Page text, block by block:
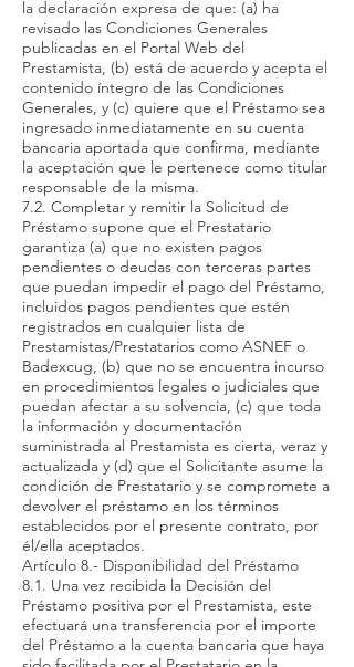
la declaración expresa de que: (a) ha
revisado las Condiciones Generales
publicadas en el Portal Web del
Prestamista, (b) está de acuerdo y acepta el
contenido íntegro de las Condiciones
Generales, y (c) quiere que el Préstamo sea
ingresado inmediatamente en su cuenta
bancaria aportada que confirma, mediante
la aceptación que le pertenece como titular
responsable de la misma.
7.2. Completar y remitir la Solicitud de
Préstamo supone que el Prestatario
garantiza (a) que no existen pagos
pendientes o deudas con terceras partes
que puedan impedir el pago del Préstamo,
incluidos pagos pendientes que estén
registrados en cualquier lista de
Prestamistas/Prestatarios como ASNEF o
Badexcug, (b) que no se encuentra incurso
en procedimientos legales o judiciales que
puedan afectar a su solvencia, (c) que toda
la información y documentación
suministrada al Prestamista es cierta, veraz y
actualizada y (d) que el Solicitante asume la
condición de Prestatario y se compromete a
devolver el préstamo en los términos
establecidos por el presente contrato, por
él/ella aceptados.
Artículo 8.- Disponibilidad del Préstamo
8.1. Una vez recibida la Decisión del
Préstamo positiva por el Prestamista, este
efectuará una transferencia por el importe
del Préstamo a la cuenta bancaria que haya